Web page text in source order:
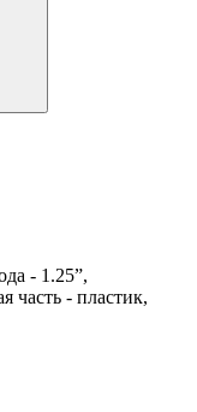
- 1.25”,
часть - пластик,